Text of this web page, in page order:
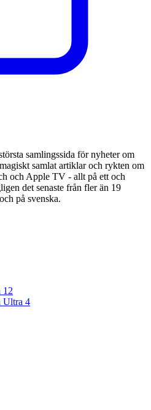
samlingssida för nyheter om
samlat artiklar och rykten om
och Apple TV - allt på ett och
det senaste från fler än 19
på svenska.
12
Ultra 4